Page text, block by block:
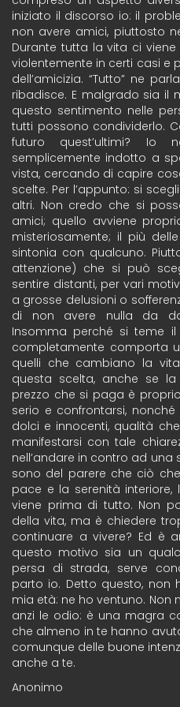
iniziato il discorso io: il
non avere amici, piuttosto
Durante tutta la vita ci
violentemente in certi casi e
dell’amicizia. “Tutto” ne
ribadisce. E malgrado sia il
questo sentimento nelle
tutti possono condividerlo.
futuro quest’ultimi?
semplicemente indotto a
vista, cercando di capire
scelte. Per l’appunto: si
altri. Non credo che si
amici; quello avviene
misteriosamente; il più
sintonia con qualcuno.
attenzione) che si può
sentire distanti, per vari
a grosse delusioni o
di non avere nulla da
Insomma perché si teme
completamente comporta
quelli che cambiano la
questa scelta, anche se
prezzo che si paga è
serio e confrontarsi,
dolci e innocenti, qualità
manifestarsi con tale
nell’andare in contro ad
sono del parere che ciò
pace e la serenità
viene prima di tutto. Non
della vita, ma è chiedere
continuare a vivere? Ed è
questo motivo sia un
persa di strada, serve
parto io. Detto questo, non
mia età: ne ho ventuno. Non
anzi le odio: è una magra
che almeno in te hanno
comunque delle buone
anche a te.
Anonimo